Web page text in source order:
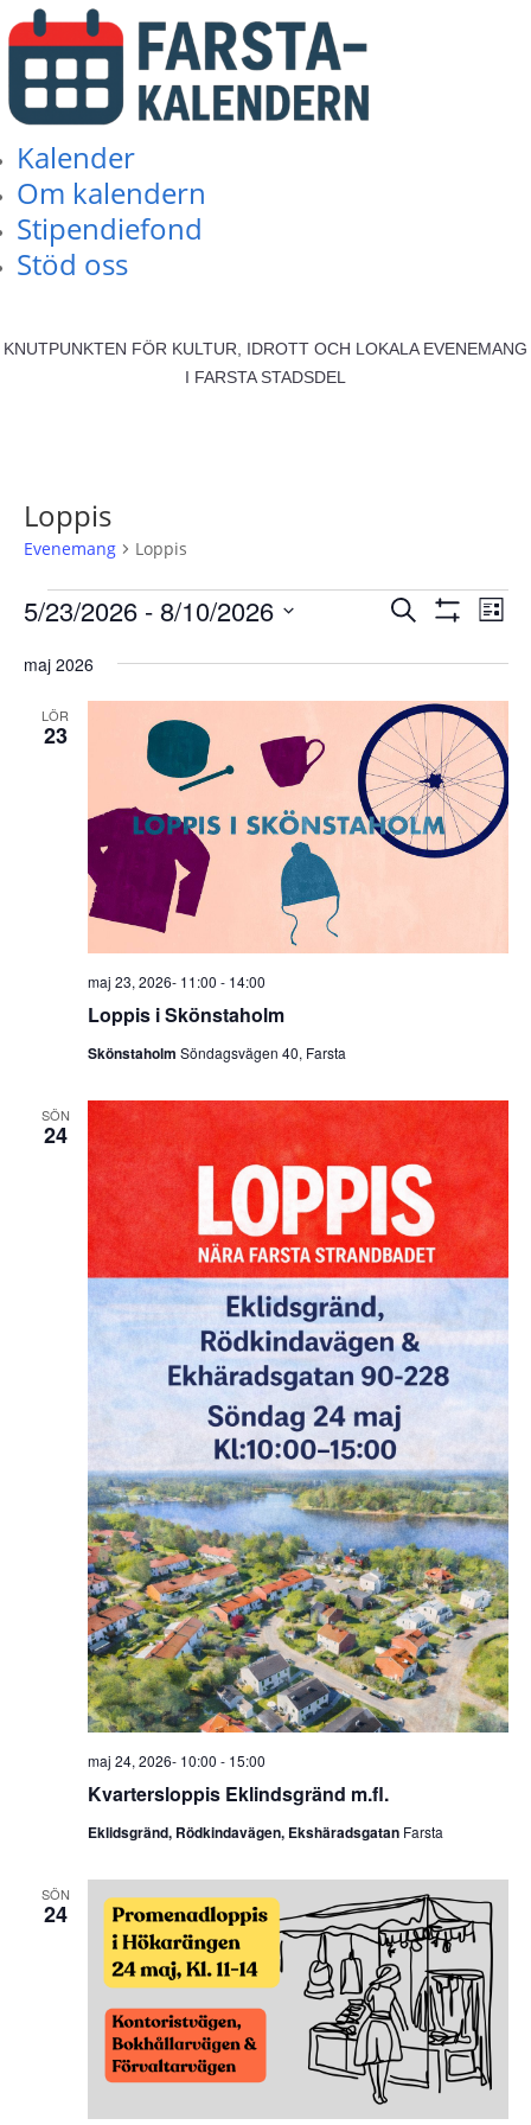
Kalender
Om kalendern
Stipendiefond
Stöd oss
KNUTPUNKTEN FÖR KULTUR, IDROTT OCH LOKALA EVENEMANG
I FARSTA STADSDEL
Loppis
Evenemang Loppis
Evenemang Evenemang
and
Views
Navigation
Sök Lista
5/23/2026 - 8/10/2026
datum.
maj 2026
LÖR
23
Loppis i Skönstaholm
maj 23, 2026- 11:00 - 14:00
Skönstaholm Söndagsvägen 40, Farsta
SÖN
24
Kvartersloppis Eklindsgränd m.fl.
maj 24, 2026- 10:00 - 15:00
Eklidsgränd, Rödkindavägen, Ekshäradsgatan Farsta
SÖN
24